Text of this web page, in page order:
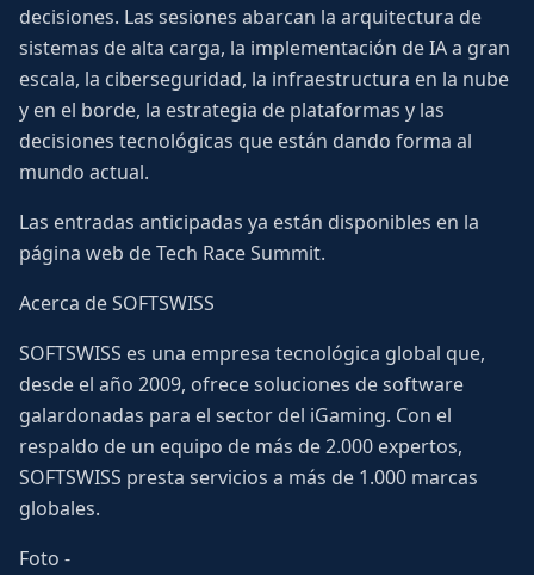
decisiones. Las sesiones abarcan la arquitectura de
sistemas de alta carga, la implementación de IA a gran
escala, la ciberseguridad, la infraestructura en la nube
y en el borde, la estrategia de plataformas y las
decisiones tecnológicas que están dando forma al
mundo actual.
Las entradas anticipadas ya están disponibles en la
página web de Tech Race Summit.
Acerca de SOFTSWISS
SOFTSWISS es una empresa tecnológica global que,
desde el año 2009, ofrece soluciones de software
galardonadas para el sector del iGaming. Con el
respaldo de un equipo de más de 2.000 expertos,
SOFTSWISS presta servicios a más de 1.000 marcas
globales.
Foto -